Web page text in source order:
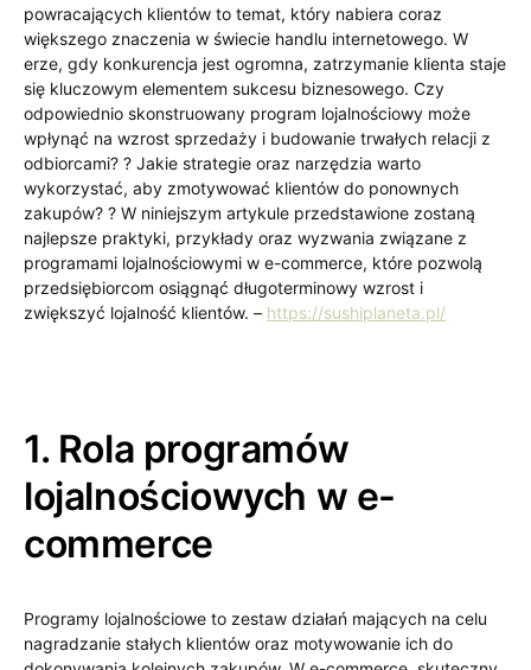
powracających klientów to temat, który nabiera coraz
większego znaczenia w świecie handlu internetowego. W
erze, gdy konkurencja jest ogromna, zatrzymanie klienta staje
się kluczowym elementem sukcesu biznesowego. Czy
odpowiednio skonstruowany program lojalnościowy może
wpłynąć na wzrost sprzedaży i budowanie trwałych relacji z
odbiorcami? ? Jakie strategie oraz narzędzia warto
wykorzystać, aby zmotywować klientów do ponownych
zakupów? ? W niniejszym artykule przedstawione zostaną
najlepsze praktyki, przykłady oraz wyzwania związane z
programami lojalnościowymi w e-commerce, które pozwolą
przedsiębiorcom osiągnąć długoterminowy wzrost i
zwiększyć lojalność klientów. – https://sushiplaneta.pl/
1. Rola programów
lojalnościowych w e-
commerce
Programy lojalnościowe to zestaw działań mających na celu
nagradzanie stałych klientów oraz motywowanie ich do